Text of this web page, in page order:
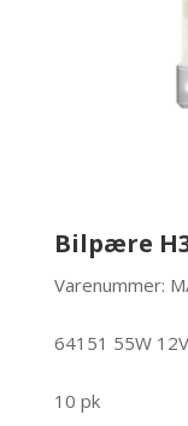
Bilpære
Varenummer:
64151 55W
10 pk